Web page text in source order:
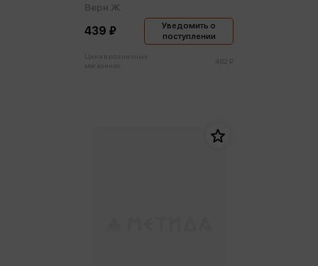
Верн Ж.
439 ₽
Уведомить о
поступлении